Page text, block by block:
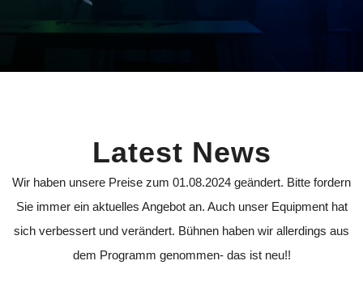
Latest News
Wir haben unsere Preise zum 01.08.2024 geändert. Bitte fordern
Sie immer ein aktuelles Angebot an. Auch unser Equipment hat
sich verbessert und verändert. Bühnen haben wir allerdings aus
dem Programm genommen- das ist neu!!